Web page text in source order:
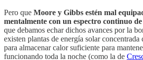
Pero que Moore y Gibbs estén mal
mentalmente con un espectro continuo de
que debamos echar dichos avances por la
existen plantas de energía solar
para almacenar calor suficiente para
funcionando toda la noche (como la de